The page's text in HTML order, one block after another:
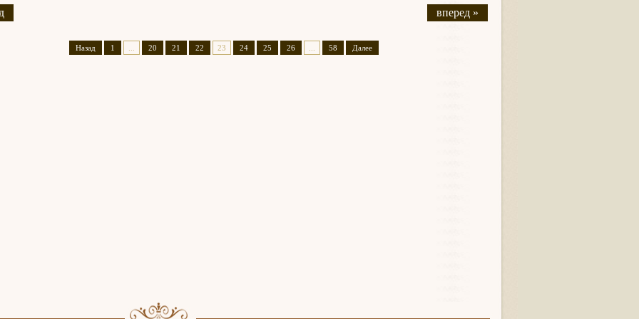
вперед »
Назад 1 20 21 22 23 24 25 26 58 Далее